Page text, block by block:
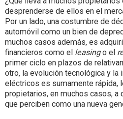
desprenderse de ellos en el
Por un lado, una costumbre de
automóvil como un bien de
muchos casos además, es
financieros como el leasingo el
primer ciclo en plazos de
otro, la evolución tecnológica y la
eléctricos es sumamente rápida,
propietarios, en muchos casos, a
que perciben como una nueva